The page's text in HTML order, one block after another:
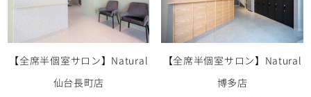
【全席半個室サロン】Natural
仙台長町店
【全席半個室サロン】Natural
博多店